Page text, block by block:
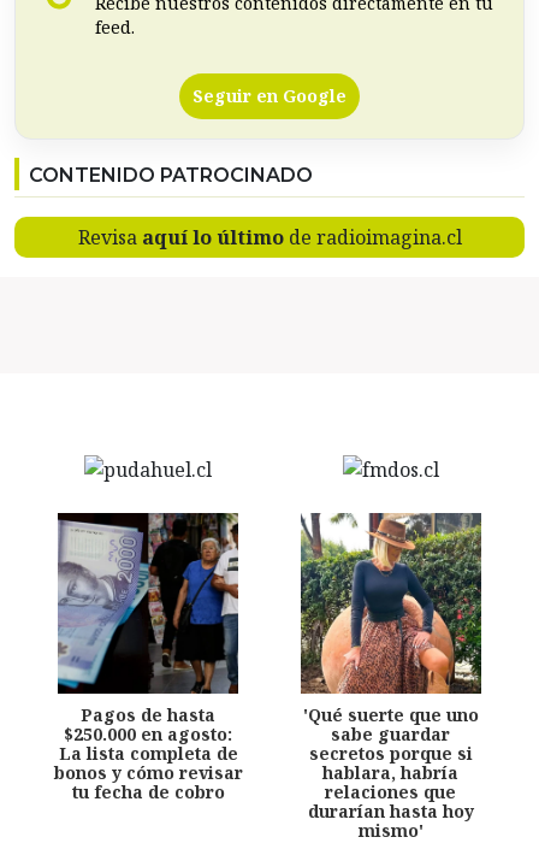
feed.
Seguir en Google
CONTENIDO PATROCINADO
Revisa aquí lo últimode radioimagina.cl
Pagos de hasta
$250.000 en agosto:
La lista completa de
bonos y cómo revisar
tu fecha de cobro
'Qué suerte que uno
sabe guardar
secretos porque si
hablara, habría
relaciones que
durarían hasta hoy
mismo'